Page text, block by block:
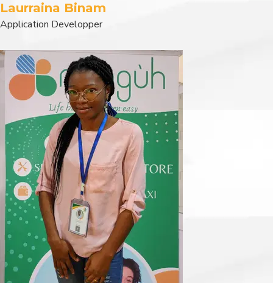
Laurraina Binam
Application Developper